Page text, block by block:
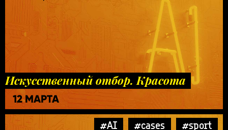
Искусственный отбор. Красота
12 МАРТА
#AI #cases #sport